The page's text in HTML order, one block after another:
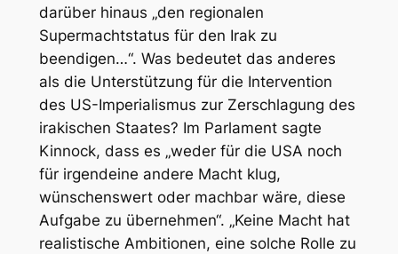
darüber hinaus „den regionalen
Supermachtstatus für den Irak zu
beendigen…“. Was bedeutet das anderes
als die Unterstützung für die Intervention
des US-Imperialismus zur Zerschlagung des
irakischen Staates? Im Parlament sagte
Kinnock, dass es „weder für die USA noch
für irgendeine andere Macht klug,
wünschenswert oder machbar wäre, diese
Aufgabe zu übernehmen“. „Keine Macht hat
realistische Ambitionen, eine solche Rolle zu